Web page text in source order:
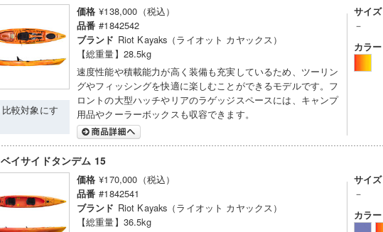
比較対象にす
価格 ¥138,000（税込）
品番 #1842542
ブランド Riot Kayaks（ライオット カヤックス）
【総重量】28.5kg
速度性能や積載能力が高く装備も充実しているため、ツーリン
グやフィッシングを快適に楽しむことができるモデルです。フ
ロントの大型ハッチやリアのラゲッジスペースには、キャンプ
用品やクーラーボックスも収容できます。
サイズ
－
カラー
ベイサイドタンデム 15
価格 ¥170,000（税込）
品番 #1842541
ブランド Riot Kayaks（ライオット カヤックス）
【総重量】36.5kg
サイズ
－
カラー